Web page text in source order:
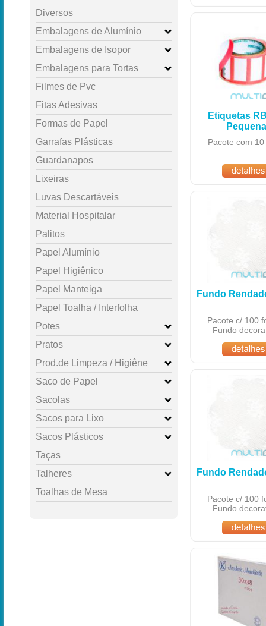
Diversos
Embalagens de Alumínio
Embalagens de Isopor
Embalagens para Tortas
Filmes de Pvc
Fitas Adesivas
Formas de Papel
Garrafas Plásticas
Guardanapos
Lixeiras
Luvas Descartáveis
Material Hospitalar
Palitos
Papel Alumínio
Papel Higiênico
Papel Manteiga
Papel Toalha / Interfolha
Potes
Pratos
Prod.de Limpeza / Higiêne
Saco de Papel
Sacolas
Sacos para Lixo
Sacos Plásticos
Taças
Talheres
Toalhas de Mesa
Etiquetas
Pequena
Pacote com
Fundo
Pacote c/ 100
Fundo
Fundo
Pacote c/ 100
Fundo